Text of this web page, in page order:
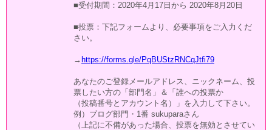
■受付期間：2020年4月17日から 2020年8月20日
■投票：下記フォームより、必要事項をご入力くだ
さい。
→ https://forms.gle/PqBUStzRNCqJtfi79
あなたのご登録メールアドレス、ニックネーム、投
票したい方の「部門名」＆「誰への投票か
（投稿番号とアカウント名）」を入力して下さい。
例）ブログ部門・1番 sukuparaさん
（上記に不備があった場合、投票を無効とさせてい